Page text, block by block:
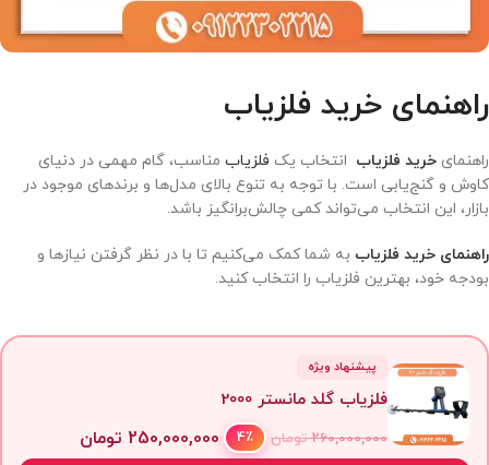
راهنمای خرید فلزیاب
راهنمای خرید فلزیاب انتخاب یک فلزیاب مناسب، گام مهمی در دنیای
کاوش و گنج‌یابی است. با توجه به تنوع بالای مدل‌ها و برندهای موجود در
بازار، این انتخاب می‌تواند کمی چالش‌برانگیز باشد.
راهنمای خرید فلزیاب به شما کمک می‌کنیم تا با در نظر گرفتن نیازها و
بودجه خود، بهترین فلزیاب را انتخاب کنید.
پیشنهاد ویژه
فلزیاب گلد مانستر 2000
260,000,000 تومان 4٪ 250,000,000 تومان